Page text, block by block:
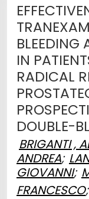
BLEEDING
IN
RADICAL
DOUBLE-
BRIGANTI ,
ANDREA;
GIOVANNI;
FRANCESCO;